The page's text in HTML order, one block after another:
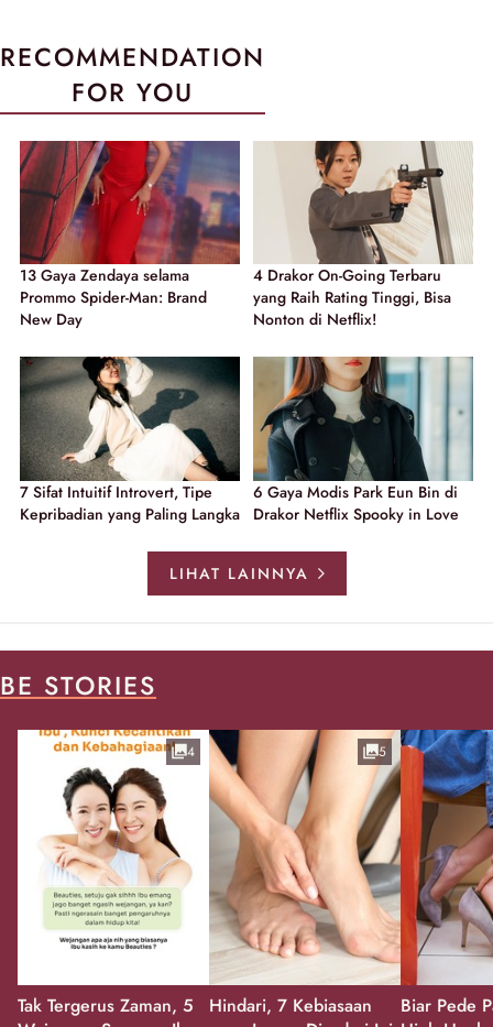
RECOMMENDATION
FOR YOU
13 Gaya Zendaya selama
Prommo Spider-Man: Brand
New Day
4 Drakor On-Going Terbaru
yang Raih Rating Tinggi, Bisa
Nonton di Netflix!
7 Sifat Intuitif Introvert, Tipe
Kepribadian yang Paling Langka
6 Gaya Modis Park Eun Bin di
Drakor Netflix Spooky in Love
LIHAT LAINNYA
BE STORIES
Tak Tergerus Zaman, 5
4
Hindari, 7 Kebiasaan
5
Biar Pede